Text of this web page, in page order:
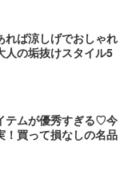
れば涼しげでおしゃれ
の垢抜けスタイル5
テムが優秀すぎる♡今
！買って損なしの名品